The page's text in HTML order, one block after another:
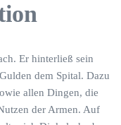
Er hinterließ sein
dem Spital. Dazu
allen Dingen, die
der Armen. Auf